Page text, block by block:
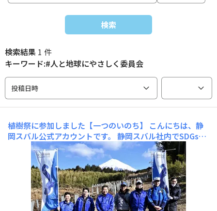
検索
検索結果 1 件
キーワード:#人と地球にやさしく委員会
投稿日時
植樹祭に参加しました【一つのいのち】
こんにちは、静
岡スバル公式アカウントです。 静岡スバル社内でSDGsの
活動に携わる「人と地球にやさしく委員会」メンバーと、
社員有志が静岡県富士宮市で行われた「うるおいの森・村
山」植樹祭に参加しました♪ 大きくなれよ～ 富士山の麓
にスバリスの森ができるかな?&